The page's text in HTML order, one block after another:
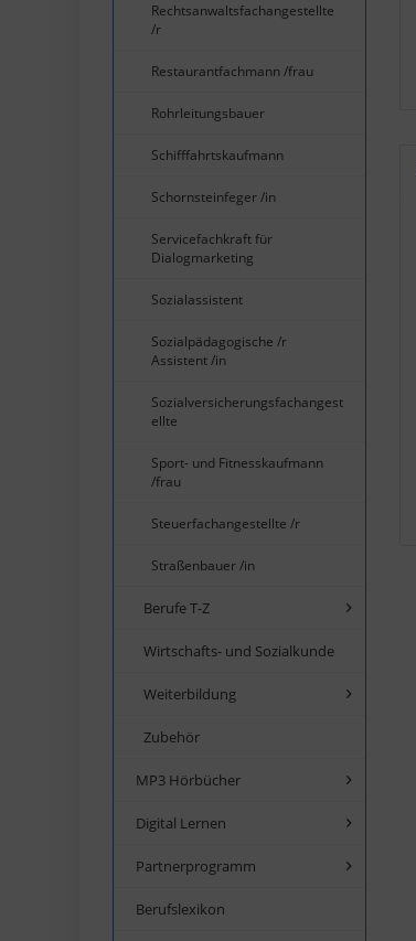
Rechtsanwaltsfachangestellte
/r
Restaurantfachmann /frau
Rohrleitungsbauer
Schifffahrtskaufmann
Schornsteinfeger /in
Servicefachkraft für
Dialogmarketing
Sozialassistent
Sozialpädagogische /r
Assistent /in
Sozialversicherungsfachangest
ellte
Sport- und Fitnesskaufmann
/frau
Steuerfachangestellte /r
Straßenbauer /in
Berufe T-Z
Wirtschafts- und Sozialkunde
Weiterbildung
Zubehör
MP3 Hörbücher
Digital Lernen
Partnerprogramm
Berufslexikon